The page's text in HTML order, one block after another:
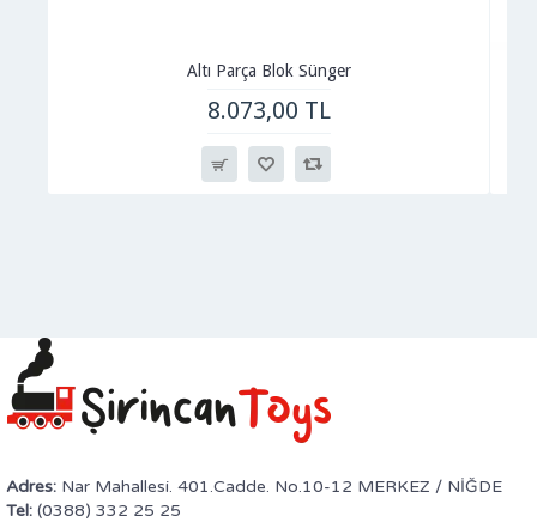
Altı Parça Blok Sünger
8.073,00 TL
Adres: Nar Mahallesi. 401.Cadde. No.10-12 MERKEZ / NİĞDE
Tel: (0388) 332 25 25